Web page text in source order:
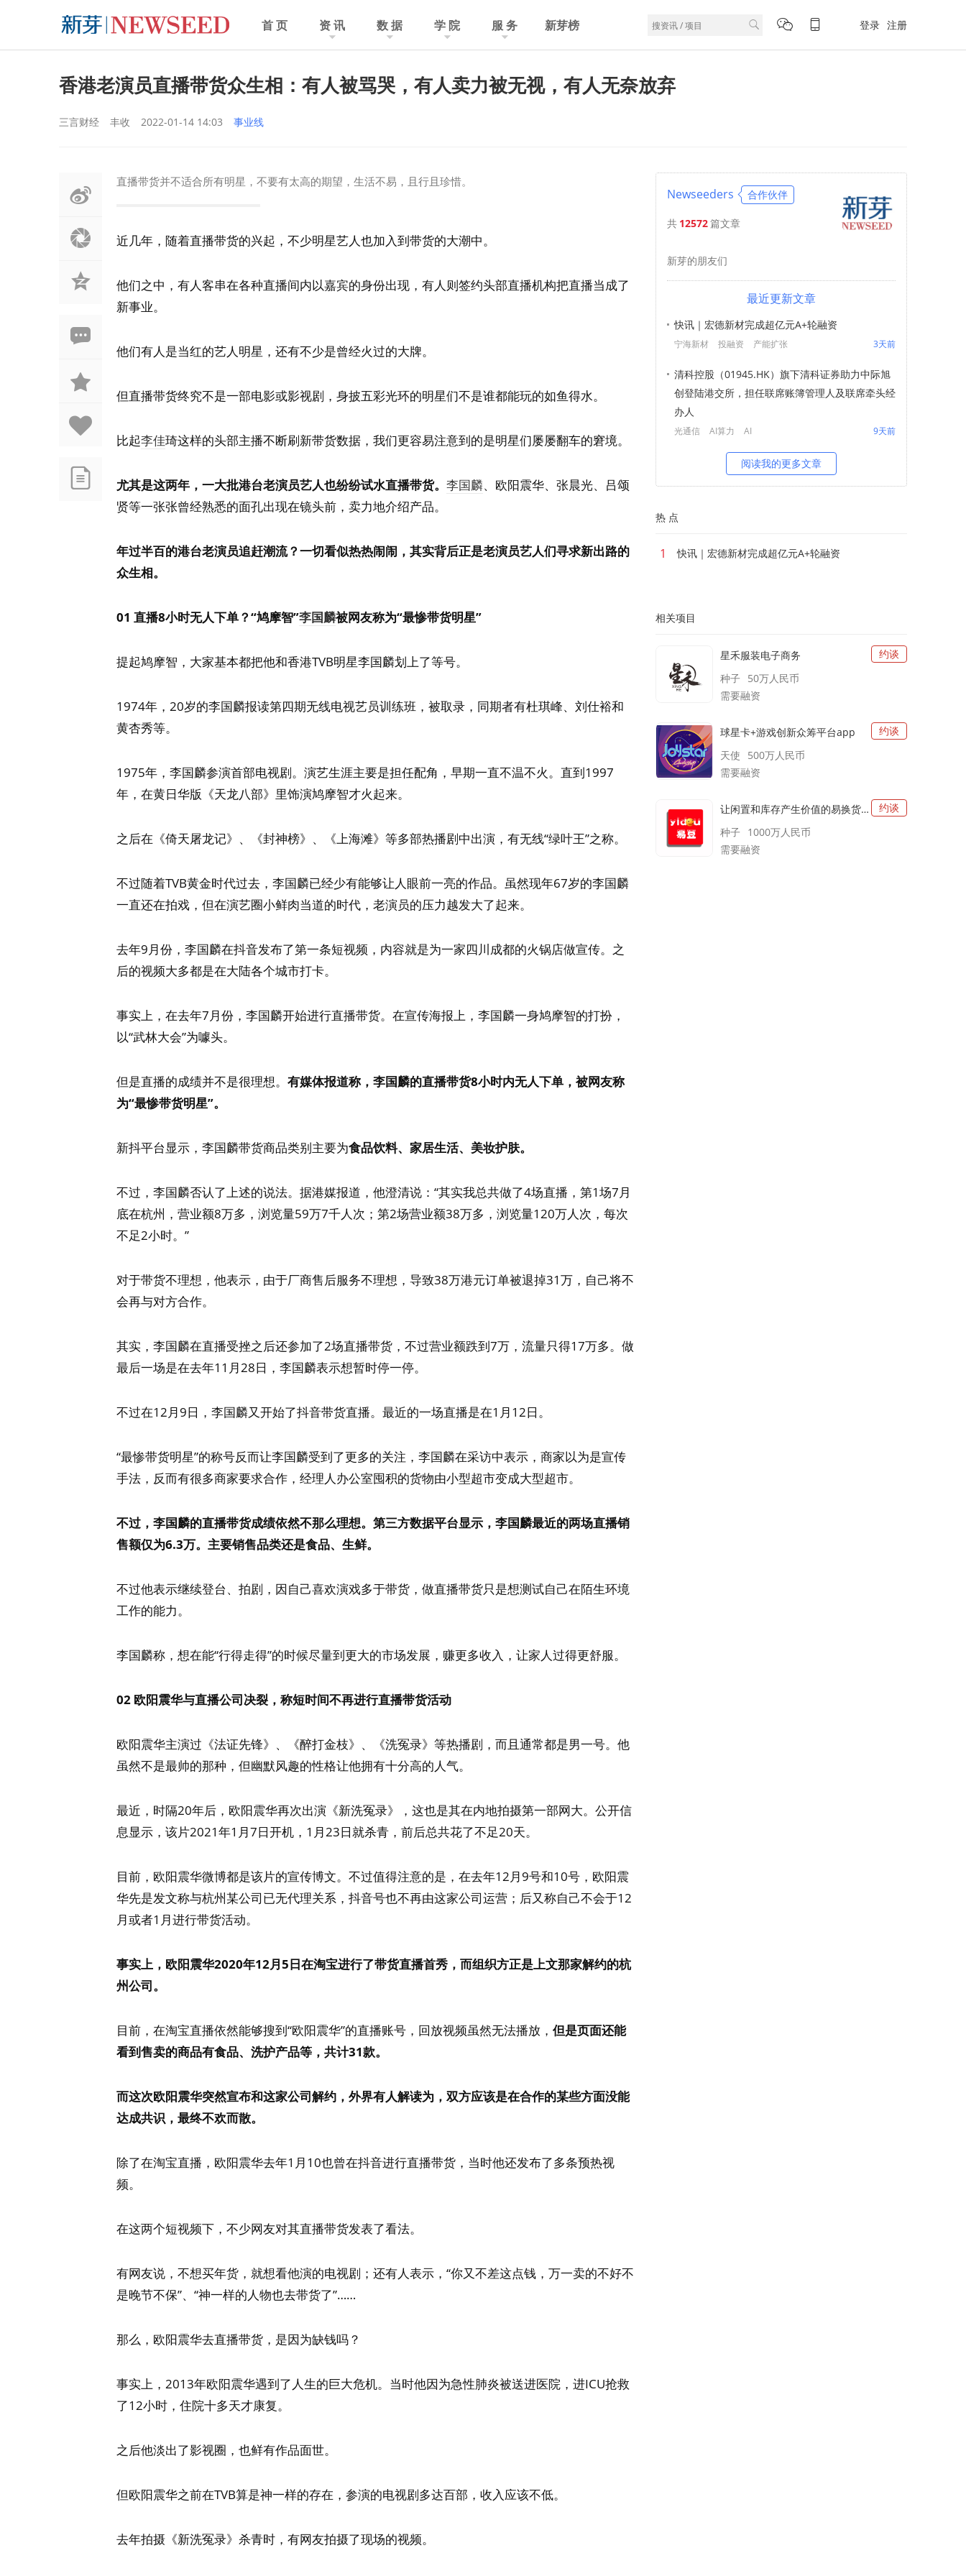
首 页 资 讯 数 据 学 院 服 务 新芽榜 登录 注册
香港老演员直播带货众生相：有人被骂哭，有人卖力被无视，有人无奈放弃
三言财经 丰收 2022-01-14 14:03 事业线
直播带货并不适合所有明星，不要有太高的期望，生活不易，且行且珍惜。
近几年，随着直播带货的兴起，不少明星艺人也加入到带货的大潮中。
他们之中，有人客串在各种直播间内以嘉宾的身份出现，有人则签约头部直播机构把直播当成了
新事业。
他们有人是当红的艺人明星，还有不少是曾经火过的大牌。
但直播带货终究不是一部电影或影视剧，身披五彩光环的明星们不是谁都能玩的如鱼得水。
比起李佳琦这样的头部主播不断刷新带货数据，我们更容易注意到的是明星们屡屡翻车的窘境。
尤其是这两年，一大批港台老演员艺人也纷纷试水直播带货。 李国麟、欧阳震华、张晨光、吕颂
贤等一张张曾经熟悉的面孔出现在镜头前，卖力地介绍产品。
年过半百的港台老演员追赶潮流？一切看似热热闹闹，其实背后正是老演员艺人们寻求新出路的
众生相。
01 直播8小时无人下单？“鸠摩智”李国麟被网友称为“最惨带货明星”
提起鸠摩智，大家基本都把他和香港TVB明星李国麟划上了等号。
1974年，20岁的李国麟报读第四期无线电视艺员训练班，被取录，同期者有杜琪峰、刘仕裕和
黄杏秀等。
1975年，李国麟参演首部电视剧。演艺生涯主要是担任配角，早期一直不温不火。直到1997
年，在黄日华版《天龙八部》里饰演鸠摩智才火起来。
之后在《倚天屠龙记》、《封神榜》、《上海滩》等多部热播剧中出演，有无线“绿叶王”之称。
不过随着TVB黄金时代过去，李国麟已经少有能够让人眼前一亮的作品。虽然现年67岁的李国麟
一直还在拍戏，但在演艺圈小鲜肉当道的时代，老演员的压力越发大了起来。
去年9月份，李国麟在抖音发布了第一条短视频，内容就是为一家四川成都的火锅店做宣传。之
后的视频大多都是在大陆各个城市打卡。
事实上，在去年7月份，李国麟开始进行直播带货。在宣传海报上，李国麟一身鸠摩智的打扮，
以“武林大会”为噱头。
但是直播的成绩并不是很理想。 有媒体报道称，李国麟的直播带货8小时内无人下单，被网友称
为“最惨带货明星”。
新抖平台显示，李国麟带货商品类别主要为食品饮料、家居生活、美妆护肤。
不过，李国麟否认了上述的说法。据港媒报道，他澄清说：“其实我总共做了4场直播，第1场7月
底在杭州，营业额8万多，浏览量59万7千人次；第2场营业额38万多，浏览量120万人次，每次
不足2小时。”
对于带货不理想，他表示，由于厂商售后服务不理想，导致38万港元订单被退掉31万，自己将不
会再与对方合作。
其实，李国麟在直播受挫之后还参加了2场直播带货，不过营业额跌到7万，流量只得17万多。做
最后一场是在去年11月28日，李国麟表示想暂时停一停。
不过在12月9日，李国麟又开始了抖音带货直播。最近的一场直播是在1月12日。
“最惨带货明星”的称号反而让李国麟受到了更多的关注，李国麟在采访中表示，商家以为是宣传
手法，反而有很多商家要求合作，经理人办公室囤积的货物由小型超市变成大型超市。
不过，李国麟的直播带货成绩依然不那么理想。第三方数据平台显示，李国麟最近的两场直播销
售额仅为6.3万。主要销售品类还是食品、生鲜。
不过他表示继续登台、拍剧，因自己喜欢演戏多于带货，做直播带货只是想测试自己在陌生环境
工作的能力。
李国麟称，想在能“行得走得”的时候尽量到更大的市场发展，赚更多收入，让家人过得更舒服。
02 欧阳震华与直播公司决裂， 称短时间不再进行直播带货活动
欧阳震华主演过《法证先锋》、《醉打金枝》、《洗冤录》等热播剧，而且通常都是男一号。他
虽然不是最帅的那种，但幽默风趣的性格让他拥有十分高的人气。
最近，时隔20年后，欧阳震华再次出演《新洗冤录》，这也是其在内地拍摄第一部网大。公开信
息显示，该片2021年1月7日开机，1月23日就杀青，前后总共花了不足20天。
目前，欧阳震华微博都是该片的宣传博文。不过值得注意的是，在去年12月9号和10号，欧阳震
华先是发文称与杭州某公司已无代理关系，抖音号也不再由这家公司运营；后又称自己不会于12
月或者1月进行带货活动。
事实上，欧阳震华2020年12月5日在淘宝进行了带货直播首秀，而组织方正是上文那家解约的杭
州公司。
目前，在淘宝直播依然能够搜到“欧阳震华”的直播账号，回放视频虽然无法播放， 但是页面还能
看到售卖的商品有食品、洗护产品等，共计31款。
而这次欧阳震华突然宣布和这家公司解约，外界有人解读为，双方应该是在合作的某些方面没能
达成共识，最终不欢而散。
除了在淘宝直播，欧阳震华去年1月10也曾在抖音进行直播带货，当时他还发布了多条预热视
频。
在这两个短视频下，不少网友对其直播带货发表了看法。
有网友说，不想买年货，就想看他演的电视剧；还有人表示，“你又不差这点钱，万一卖的不好不
是晚节不保”、“神一样的人物也去带货了”……
那么，欧阳震华去直播带货，是因为缺钱吗？
事实上，2013年欧阳震华遇到了人生的巨大危机。当时他因为急性肺炎被送进医院，进ICU抢救
了12小时，住院十多天才康复。
之后他淡出了影视圈，也鲜有作品面世。
但欧阳震华之前在TVB算是神一样的存在，参演的电视剧多达百部，收入应该不低。
去年拍摄《新洗冤录》杀青时，有网友拍摄了现场的视频。
Newseeders 合作伙伴
共 12572篇文章
新芽的朋友们
最近更新文章
快讯｜宏德新材完成超亿元A+轮融资
3天前
宁海新材 投融资 产能扩张
清科控股（01945.HK）旗下清科证券助力中际旭
创登陆港交所，担任联席账簿管理人及联席牵头经
办人
9天前
光通信 AI算力 AI
阅读我的更多文章
热 点
1 快讯｜宏德新材完成超亿元A+轮融资
相关项目
星禾服装电子商务
种子
50万人民币
需要融资
约谈
球星卡+游戏创新众筹平台app
天使
500万人民币
需要融资
约谈
让闲置和库存产生价值的易换货平台——易豆
种子
1000万人民币
需要融资
约谈